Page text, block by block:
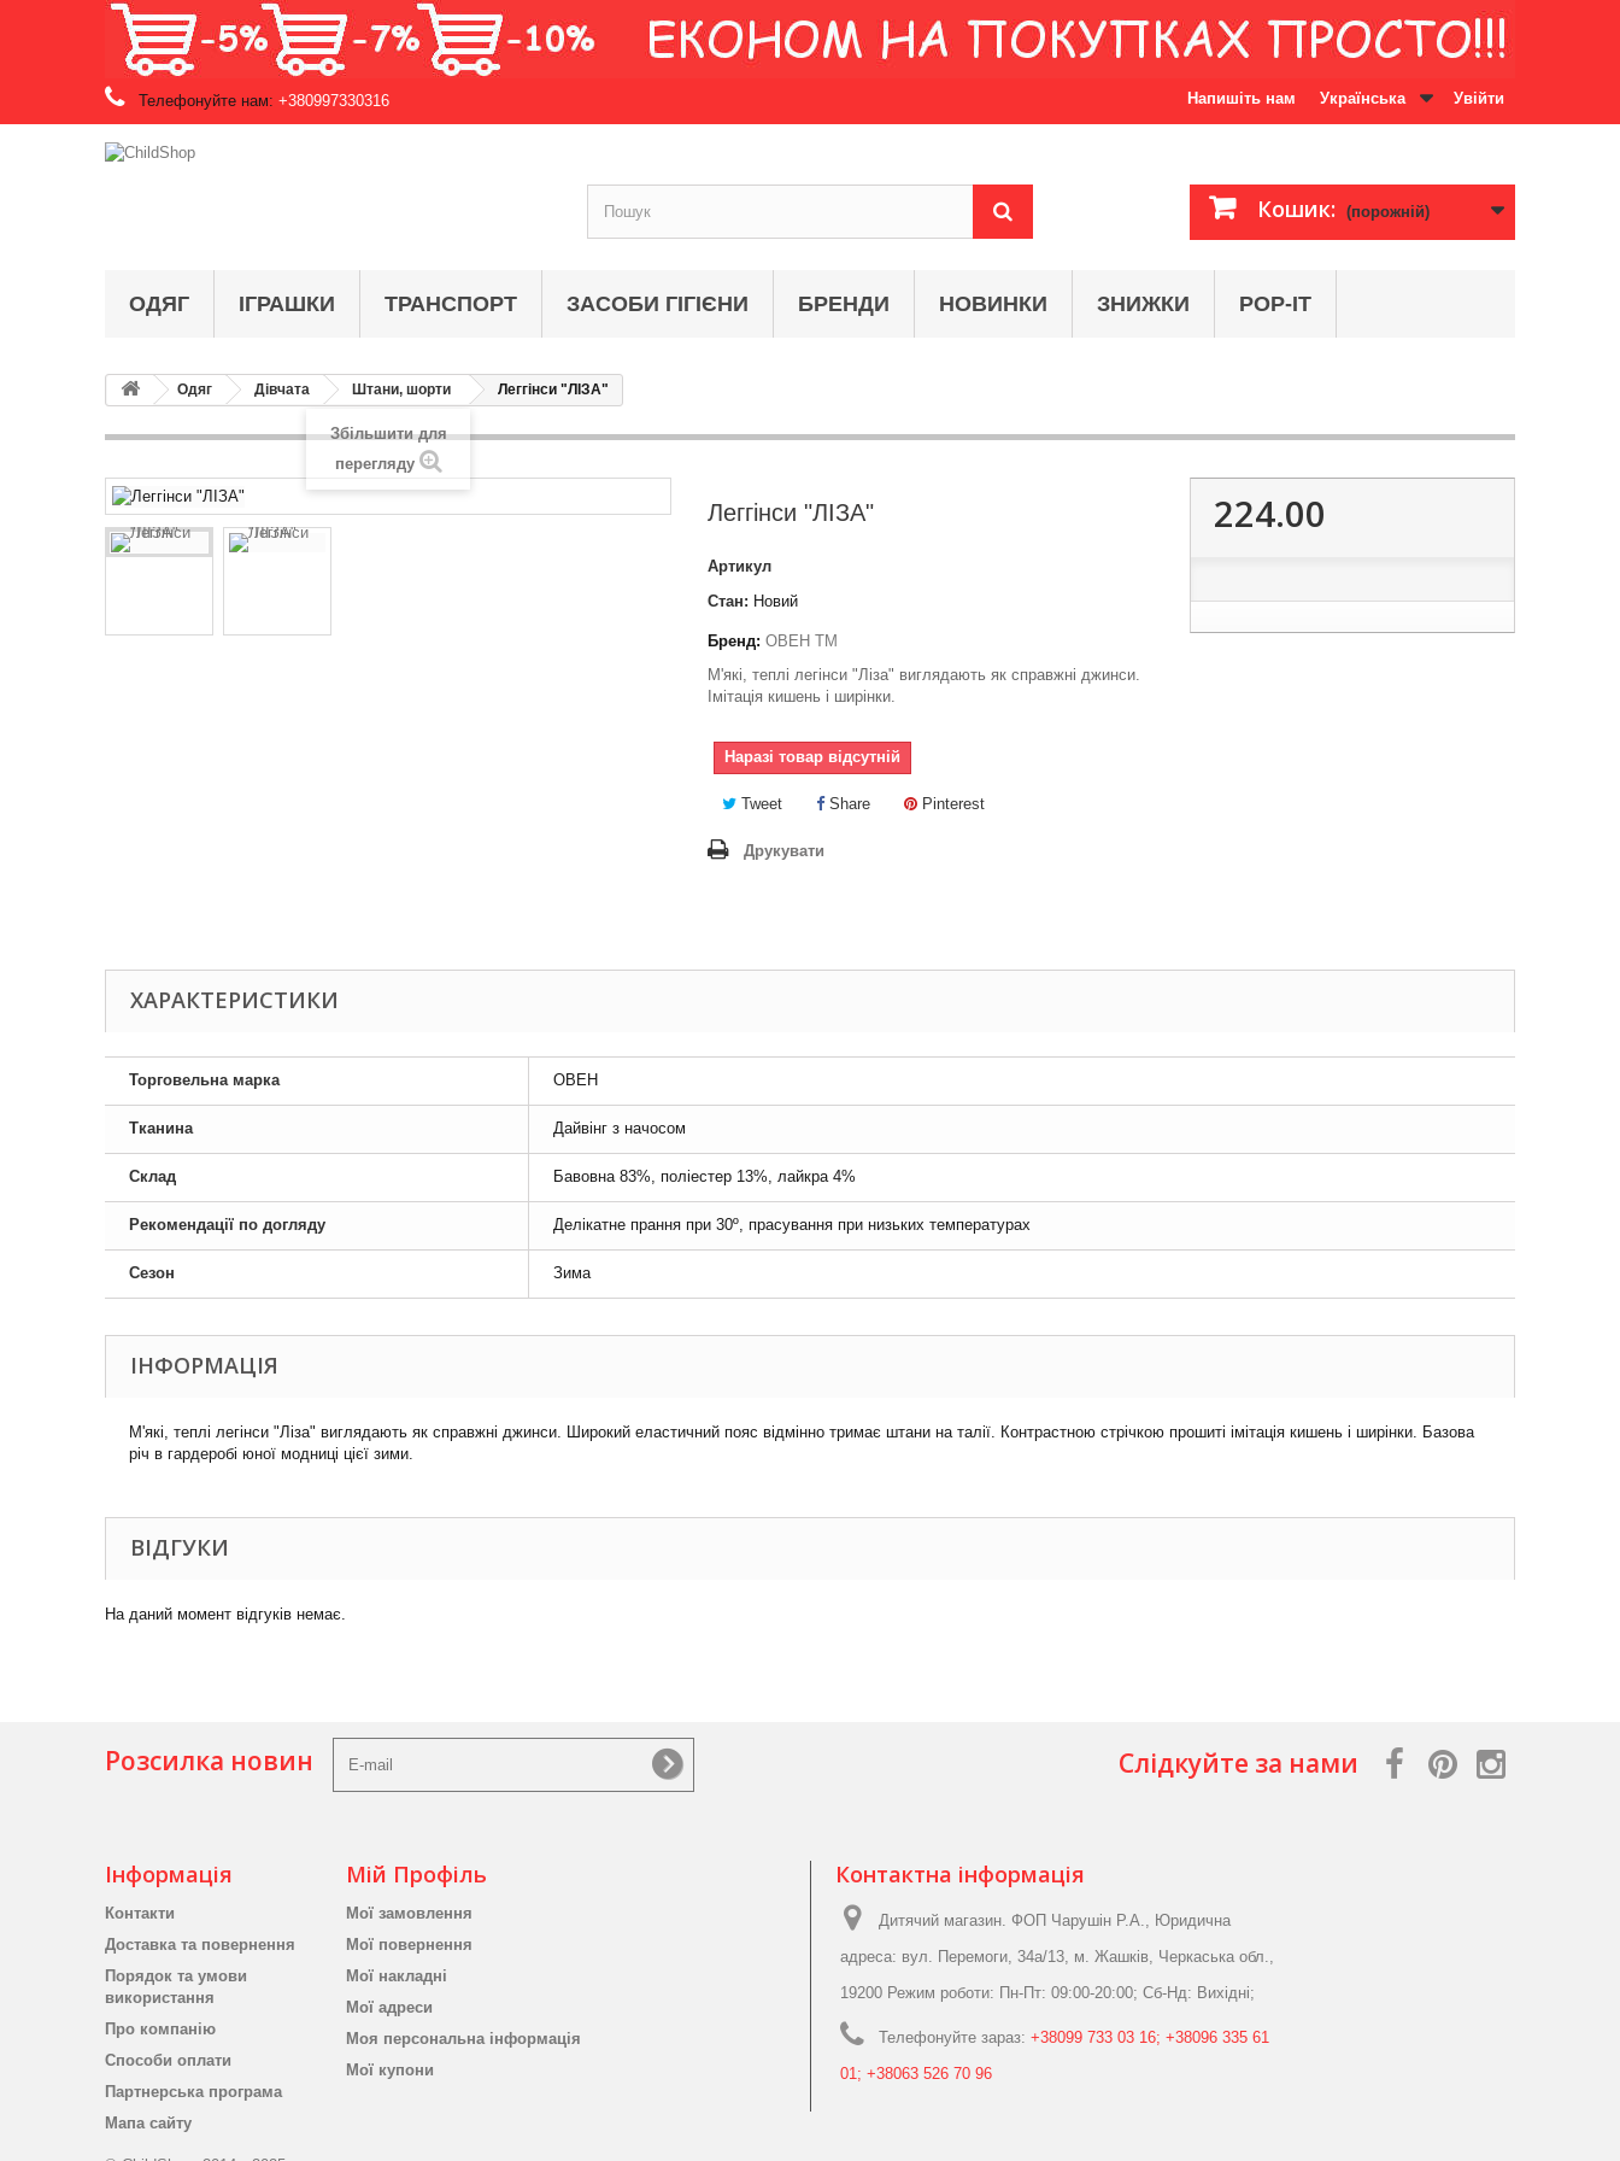
Увійти
Українська
Напишіть нам
Телефонуйте нам: +380997330316
Кошик: (порожній)
ОДЯГ ІГРАШКИ ТРАНСПОРТ ЗАСОБИ ГІГІЄНИ БРЕНДИ НОВИНКИ ЗНИЖКИ POP-IT
Одяг Дівчата Штани, шорти Леггінси "ЛІЗА"
Збільшити для
перегляду
Леггінси "ЛІЗА"
Артикул
Стан: Новий
Бренд: ОВЕН ТМ
М'які, теплі легінси "Ліза" виглядають як справжні джинси.
Імітація кишень і ширінки.
Наразі товар відсутній
Tweet Share Pinterest
Друкувати
224.00
ХАРАКТЕРИСТИКИ
Торговельна марка ОВЕН
Тканина Дайвінг з начосом
Склад Бавовна 83%, поліестер 13%, лайкра 4%
Рекомендації по догляду Делікатне прання при 30º, прасування при низьких температурах
Сезон Зима
ІНФОРМАЦІЯ
М'які, теплі легінси "Ліза" виглядають як справжні джинси. Широкий еластичний пояс відмінно тримає штани на талії. Контрастною стрічкою прошиті імітація кишень і ширінки. Базова
річ в гардеробі юної модниці цієї зими.
ВІДГУКИ
На даний момент відгуків немає.
Розсилка новин Слідкуйте за нами
Інформація
Контакти
Доставка та повернення
Порядок та умови
використання
Про компанію
Способи оплати
Партнерська програма
Мапа сайту
Мій Профіль
Мої замовлення
Мої повернення
Мої накладні
Мої адреси
Моя персональна інформація
Мої купони
Контактна інформація
Дитячий магазин. ФОП Чарушін Р.А., Юридична
адреса: вул. Перемоги, 34а/13, м. Жашків, Черкаська обл.,
19200 Режим роботи: Пн-Пт: 09:00-20:00; Сб-Нд: Вихідні;
Телефонуйте зараз: +38099 733 03 16; +38096 335 61
01; +38063 526 70 96